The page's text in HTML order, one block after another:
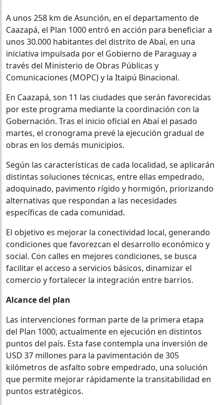
A unos 258 km de Asunción, en el departamento de
Caazapá, el Plan 1000 entró en acción para beneficiar a
unos 30.000 habitantes del distrito de Abaí, en una
iniciativa impulsada por el Gobierno de Paraguay a
través del Ministerio de Obras Públicas y
Comunicaciones (MOPC) y la Itaipú Binacional.
En Caazapá, son 11 las ciudades que serán favorecidas
por este programa mediante la coordinación con la
Gobernación. Tras el inicio oficial en Abaí el pasado
martes, el cronograma prevé la ejecución gradual de
obras en los demás municipios.
Según las características de cada localidad, se aplicarán
distintas soluciones técnicas, entre ellas empedrado,
adoquinado, pavimento rígido y hormigón, priorizando
alternativas que respondan a las necesidades
específicas de cada comunidad.
El objetivo es mejorar la conectividad local, generando
condiciones que favorezcan el desarrollo económico y
social. Con calles en mejores condiciones, se busca
facilitar el acceso a servicios básicos, dinamizar el
comercio y fortalecer la integración entre barrios.
Alcance del plan
Las intervenciones forman parte de la primera etapa
del Plan 1000, actualmente en ejecución en distintos
puntos del país. Esta fase contempla una inversión de
USD 37 millones para la pavimentación de 305
kilómetros de asfalto sobre empedrado, una solución
que permite mejorar rápidamente la transitabilidad en
puntos estratégicos.